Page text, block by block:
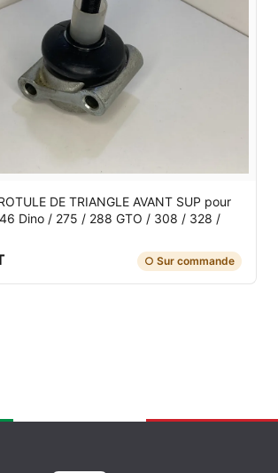
DE TRIANGLE AVANT SUP pour
Dino / 275 / 288 GTO / 308 / 328 /
○ Sur commande